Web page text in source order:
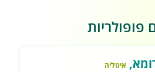
פופולריות
, איטליה